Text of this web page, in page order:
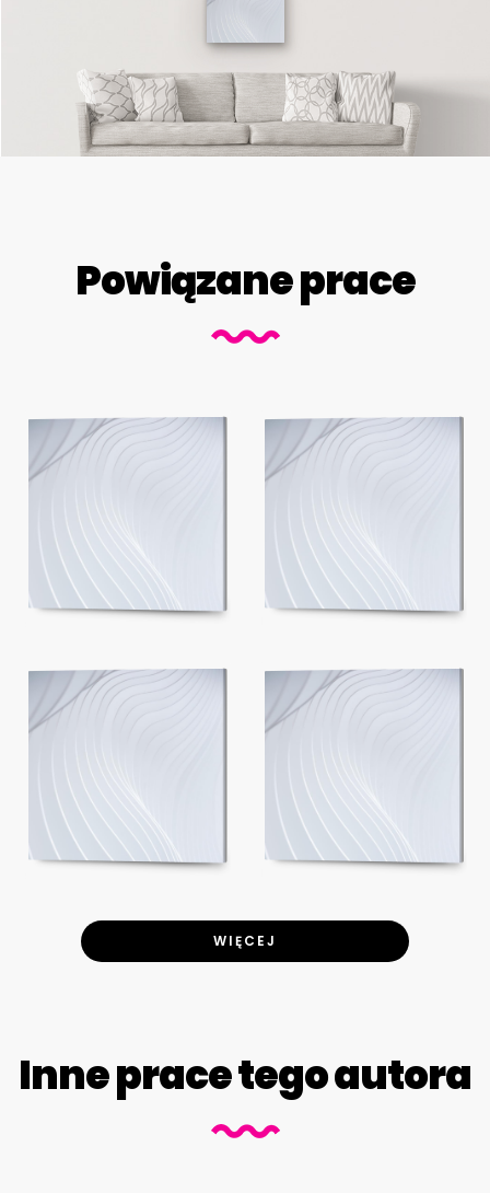
Powiązane prace
WIĘCEJ
Inne prace tego autora